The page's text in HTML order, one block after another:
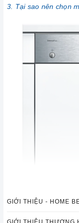
3. Tại sao nên chọn
GIỚI THIỆU - HOME